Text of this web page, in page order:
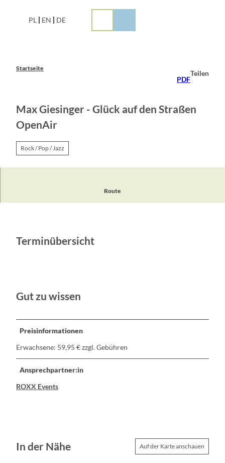
PL EN DE
Startseite
PDF
Teilen
Max Giesinger - Glück auf den Straßen
OpenAir
Rock / Pop / Jazz
Route
Tickets unter www.eventim.de
Terminübersicht
Gut zu wissen
Preisinformationen
Erwachsene: 59,95 € zzgl. Gebühren
Ansprechpartner:in
ROXX Events
In der Nähe Auf der Karte anschauen